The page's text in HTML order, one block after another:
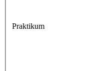
Praktikum